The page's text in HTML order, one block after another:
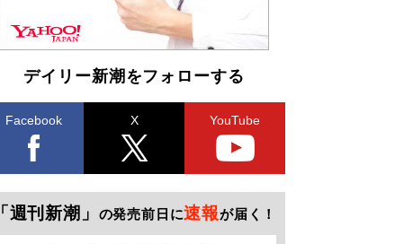
デイリー新潮をフォローする
Facebook X YouTube
「週刊新潮」 の発売前日に速報が届く！